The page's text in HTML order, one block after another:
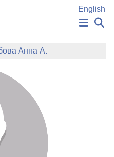
English
СЛОВА
Анна А.